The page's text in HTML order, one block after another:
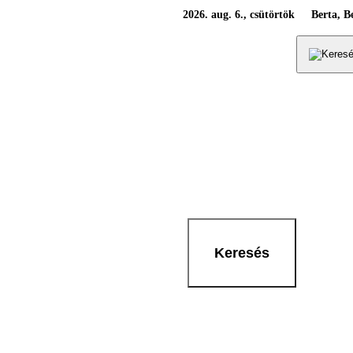
2026. aug. 6., csütörtök Berta,
Keresés